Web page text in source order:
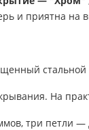
и приятна на
стальной
На
три петли